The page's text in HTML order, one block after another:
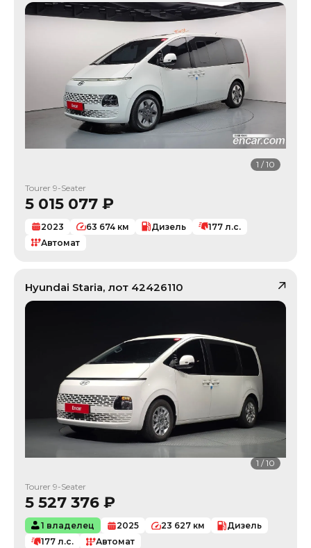
1 /10
Tourer 9-Seater
5 015 077 ₽
2023 63 674 км Дизель 177 л.с.
Автомат
Hyundai Staria, лот 42426110
1 /10
Tourer 9-Seater
5 527 376 ₽
1 владелец 2025 23 627 км
Дизель
177 л.с. Автомат